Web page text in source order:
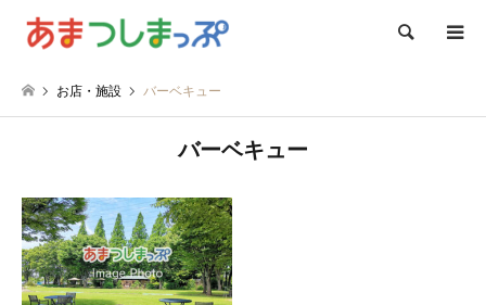
検索
お店・施設 バーベキュー
バーベキュー